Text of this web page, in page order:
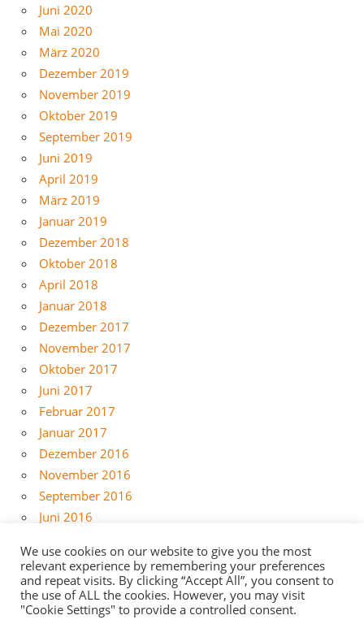
Juni 2020
Mai 2020
März 2020
Dezember 2019
November 2019
Oktober 2019
September 2019
Juni 2019
April 2019
März 2019
Januar 2019
Dezember 2018
Oktober 2018
April 2018
Januar 2018
Dezember 2017
November 2017
Oktober 2017
Juni 2017
Februar 2017
Januar 2017
Dezember 2016
November 2016
September 2016
Juni 2016
April 2016
März 2016
Februar 2016
We use cookies on our website to give you the most
relevant experience by remembering your preferences
and repeat visits. By clicking “Accept All”, you consent to
the use of ALL the cookies. However, you may visit
"Cookie Settings" to provide a controlled consent.